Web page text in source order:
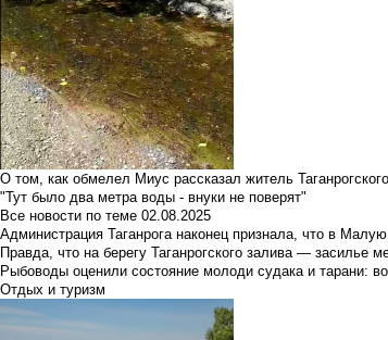
О том, как обмелел Миус рассказал житель
"Тут было два метра воды - внуки не поверят"
Все новости по теме 02.08.2025
Администрация Таганрога наконец признала, что в
Правда, что на берегу Таганрогского залива — засилье
Рыбоводы оценили состояние молоди судака и тарани:
Отдых и туризм